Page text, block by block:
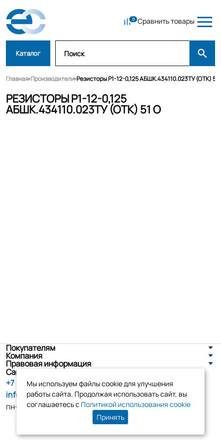
Сравнить товары
Каталог
Главная Производители Резисторы Р1-12-0,125 АБШК.434110.023ТУ (ОТК) 51
РЕЗИСТОРЫ Р1-12-0,125
АБШК.434110.023ТУ (ОТК) 51 О
Покупателям
Компания
Правовая информация
Санкт-Петербург, ул. Новоселов д. 8
+7 (800) 555-86-90
info@tk-elko.ru
пн-пт, 10:00 - 18:00
Мы используем файлы cookie для улучшения
работы сайта. Продолжая использовать сайт, вы
соглашаетесь с Политикой использования cookie
Принять